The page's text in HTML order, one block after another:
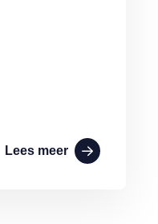
Lees meer